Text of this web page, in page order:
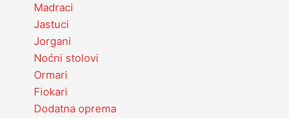
Madraci
Jastuci
Jorgani
Noćni stolovi
Ormari
Fiokari
Dodatna oprema